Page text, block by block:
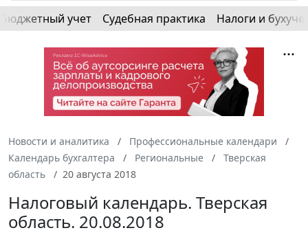
Бюджетный учет Судебная практика Налоги и
Новости и аналитика
Профессиональные календари
Календарь бухгалтера
Региональные
Тверская
область
20 августа 2018
Налоговый календарь. Тверская
область. 20.08.2018